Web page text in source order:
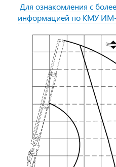
Для ознакомления с
информацией по КМУ ИМ-